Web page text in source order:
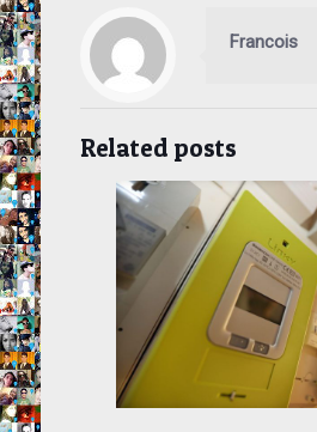
Francois
Related posts